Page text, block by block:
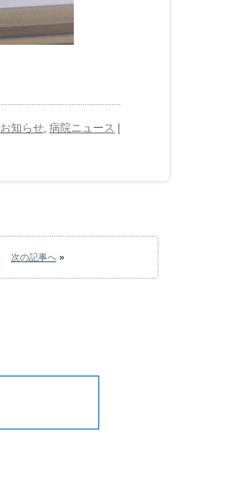
お知らせ ,病院ニュース |
次の記事へ»